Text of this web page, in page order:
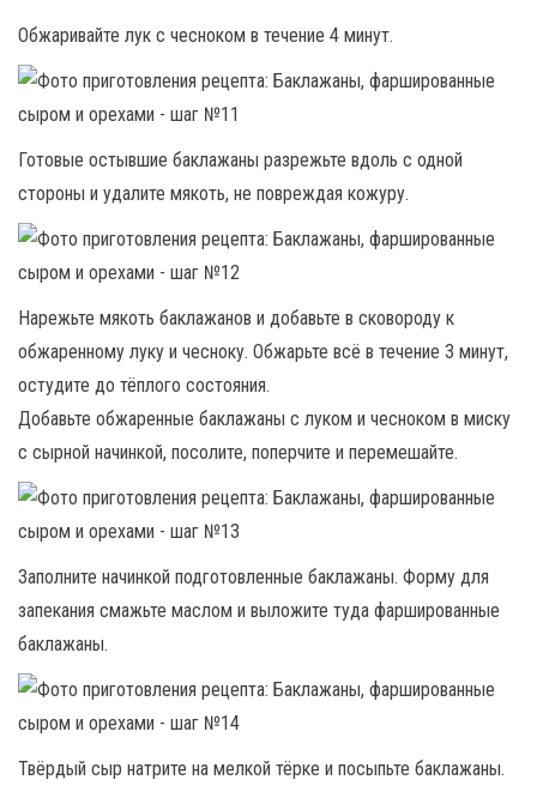
Обжаривайте лук с чесноком в течение 4 минут.
Готовые остывшие баклажаны разрежьте вдоль с одной
стороны и удалите мякоть, не повреждая кожуру.
Нарежьте мякоть баклажанов и добавьте в сковороду к
обжаренному луку и чесноку. Обжарьте всё в течение 3 минут,
остудите до тёплого состояния.
Добавьте обжаренные баклажаны с луком и чесноком в миску
с сырной начинкой, посолите, поперчите и перемешайте.
Заполните начинкой подготовленные баклажаны. Форму для
запекания смажьте маслом и выложите туда фаршированные
баклажаны.
Твёрдый сыр натрите на мелкой тёрке и посыпьте баклажаны.